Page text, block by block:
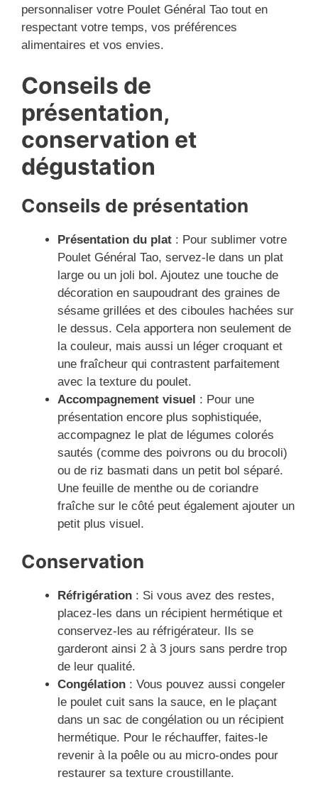
personnaliser votre Poulet Général Tao tout en
respectant votre temps, vos préférences
alimentaires et vos envies.
Conseils de
présentation,
conservation et
dégustation
Conseils de présentation
Présentation du plat : Pour sublimer votre
Poulet Général Tao, servez-le dans un plat
large ou un joli bol. Ajoutez une touche de
décoration en saupoudrant des graines de
sésame grillées et des ciboules hachées sur
le dessus. Cela apportera non seulement de
la couleur, mais aussi un léger croquant et
une fraîcheur qui contrastent parfaitement
avec la texture du poulet.
Accompagnement visuel : Pour une
présentation encore plus sophistiquée,
accompagnez le plat de légumes colorés
sautés (comme des poivrons ou du brocoli)
ou de riz basmati dans un petit bol séparé.
Une feuille de menthe ou de coriandre
fraîche sur le côté peut également ajouter un
petit plus visuel.
Conservation
Réfrigération : Si vous avez des restes,
placez-les dans un récipient hermétique et
conservez-les au réfrigérateur. Ils se
garderont ainsi 2 à 3 jours sans perdre trop
de leur qualité.
Congélation : Vous pouvez aussi congeler
le poulet cuit sans la sauce, en le plaçant
dans un sac de congélation ou un récipient
hermétique. Pour le réchauffer, faites-le
revenir à la poêle ou au micro-ondes pour
restaurer sa texture croustillante.